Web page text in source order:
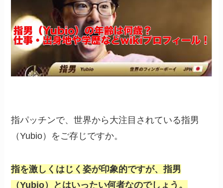
指パッチンで、世界から大注目されている指男
（Yubio）をご存じですか。
指を激しくはじく姿が印象的ですが、指男
（Yubio）とはいったい何者なのでしょう。